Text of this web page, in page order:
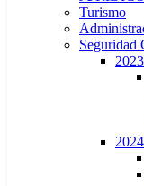
Turismo
Seguridad
2023
2024